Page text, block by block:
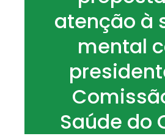
atenção à
mental
Saúde do